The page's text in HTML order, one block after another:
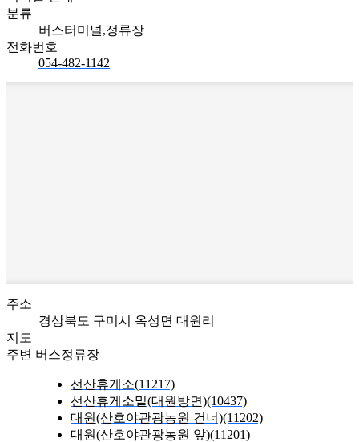
분류
버스터미널,정류장
전화번호
054-482-1142
주소
경상북도 구미시 옥성면 대원리
지도
주변 버스정류장
선산휴게소(11217)
선산휴게소밑(대원방면)(10437)
대원(산호야관광농원 건너)(11202)
대원(산호야관광농원 앞)(11201)